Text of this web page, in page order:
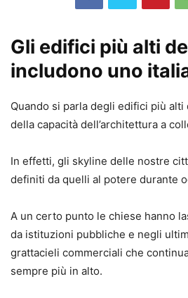
Gli edifici più alti
includono uno
Quando si parla degli edifici più
della capacità dell’architettura a
In effetti, gli skyline delle nostre
definiti da quelli al potere durante
A un certo punto le chiese hanno
da istituzioni pubbliche e negli
grattacieli commerciali che
sempre più in alto.